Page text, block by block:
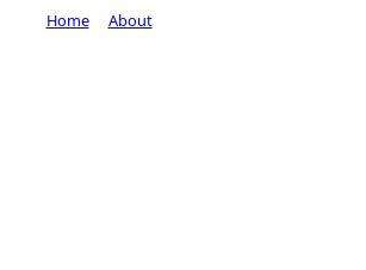
Home About